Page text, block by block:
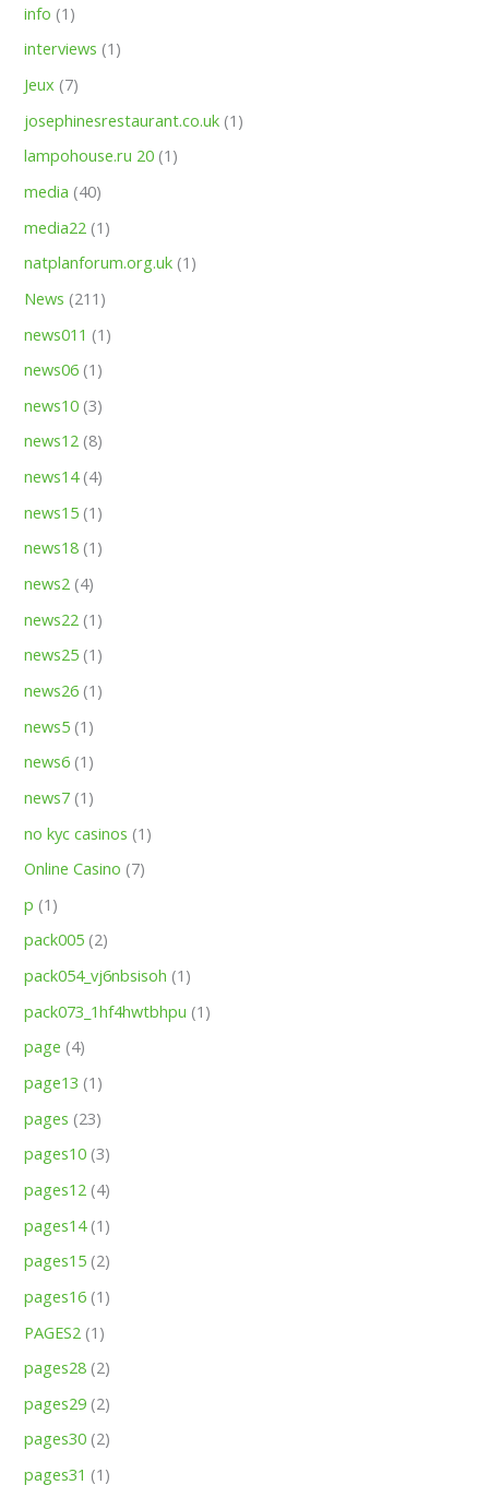
info (1)
interviews (1)
Jeux (7)
josephinesrestaurant.co.uk (1)
lampohouse.ru 20 (1)
media (40)
media22 (1)
natplanforum.org.uk (1)
News (211)
news011 (1)
news06 (1)
news10 (3)
news12 (8)
news14(4)
news15 (1)
news18 (1)
news2 (4)
news22 (1)
news25 (1)
news26 (1)
news5 (1)
news6 (1)
news7 (1)
no kyc casinos (1)
Online Casino (7)
p (1)
pack005 (2)
pack054_vj6nbsisoh (1)
pack073_1hf4hwtbhpu (1)
page (4)
page13 (1)
pages (23)
pages10 (3)
pages12 (4)
pages14(1)
pages15 (2)
pages16 (1)
PAGES2 (1)
pages28 (2)
pages29 (2)
pages30 (2)
pages31 (1)